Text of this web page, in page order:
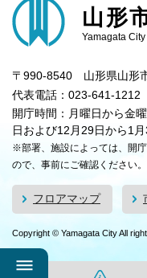
山形
Yamagata City
〒990-8540 山形県山形
代表電話：023-641-1212
開庁時間：月曜日から金
日および12月29日から1月
※部署、施設によっては、開
ので、事前にご確認ください。
フロアマップ
Copyright © Yamagata City All